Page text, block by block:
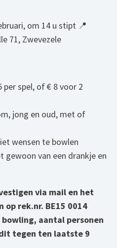
om 14 u stipt 📍
71, Zwevezele
spel, of € 8 voor 2
jong en oud, met of
wensen te bowlen
gewoon van een drankje en
via mail en het
rek.nr. BE15 0014
aantal personen
tegen ten laatste 9